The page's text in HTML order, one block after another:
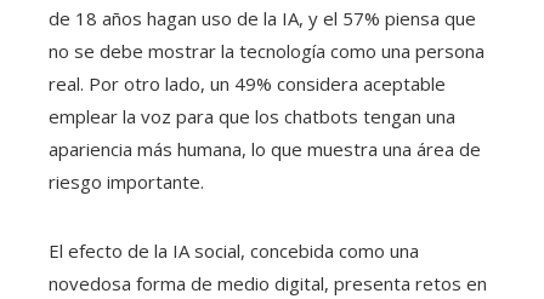
de 18 años hagan uso de la IA, y el 57% piensa que
no se debe mostrar la tecnología como una persona
real. Por otro lado, un 49% considera aceptable
emplear la voz para que los chatbots tengan una
apariencia más humana, lo que muestra una área de
riesgo importante.
El efecto de la IA social, concebida como una
novedosa forma de medio digital, presenta retos en